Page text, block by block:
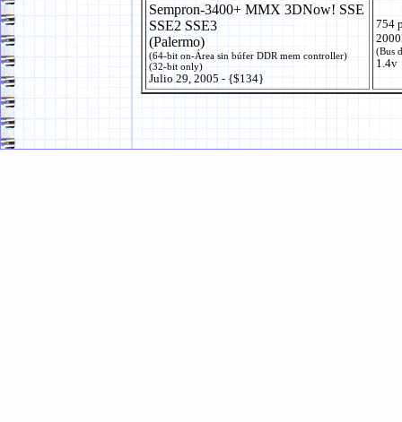
Sempron-3400+ MMX 3DNow! SSE
SSE2 SSE3
(Palermo)
(64-bit on-Área sin búfer DDR mem controller)
(32-bit only)
Julio 29, 2005 - {$134}
754
(Bus
1.4v